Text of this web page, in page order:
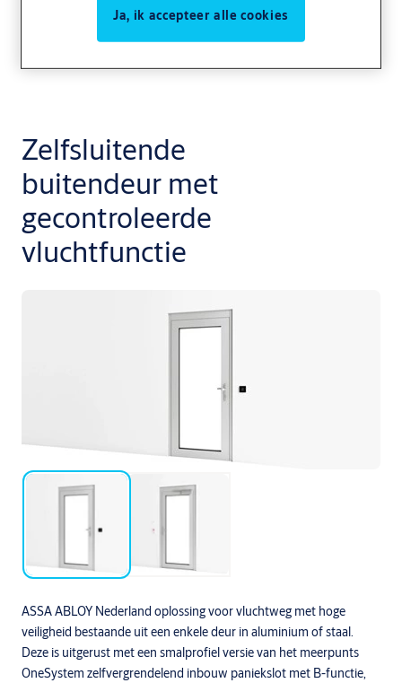
Zelfsluitende
buitendeur met
gecontroleerde
vluchtfunctie
ASSA ABLOY Nederland oplossing voor vluchtweg met hoge
veiligheid bestaande uit een enkele deur in aluminium of staal.
Deze is uitgerust met een smalprofiel versie van het meerpunts
OneSystem zelfvergrendelend inbouw paniekslot met B-functie,
Ja, ik accepteer alle cookies